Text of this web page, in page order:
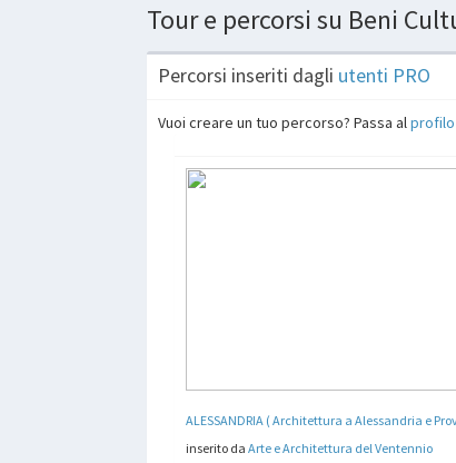
Tour e percorsi su Beni
Percorsi inseriti dagli utenti PRO
Vuoi creare un tuo percorso? Passa al profilo
ALESSANDRIA ( Architettura a Alessandria e
inserito da Arte e Architettura del Ventennio